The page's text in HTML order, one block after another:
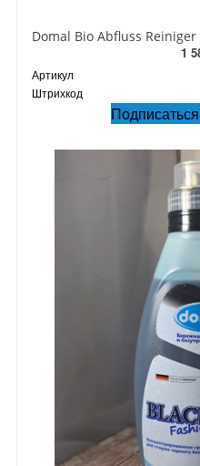
1
Артикул
Штрихкод
Подписаться